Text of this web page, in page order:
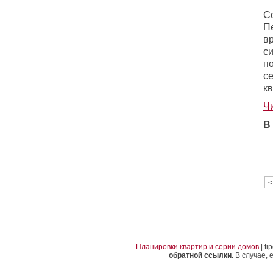
В
<
Планировки квартир и серии домов |
обратной ссылки.В случае,